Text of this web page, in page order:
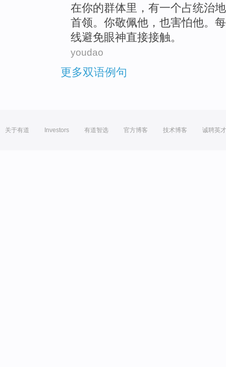
在你的群体里 ， 有一个占统治
首领。 你敬佩他 ， 也害怕他。
线避免眼神直接接触。
youdao
更多双语例句
关于有道 Investors 有道智选 官方博客 技术博客 诚聘英才